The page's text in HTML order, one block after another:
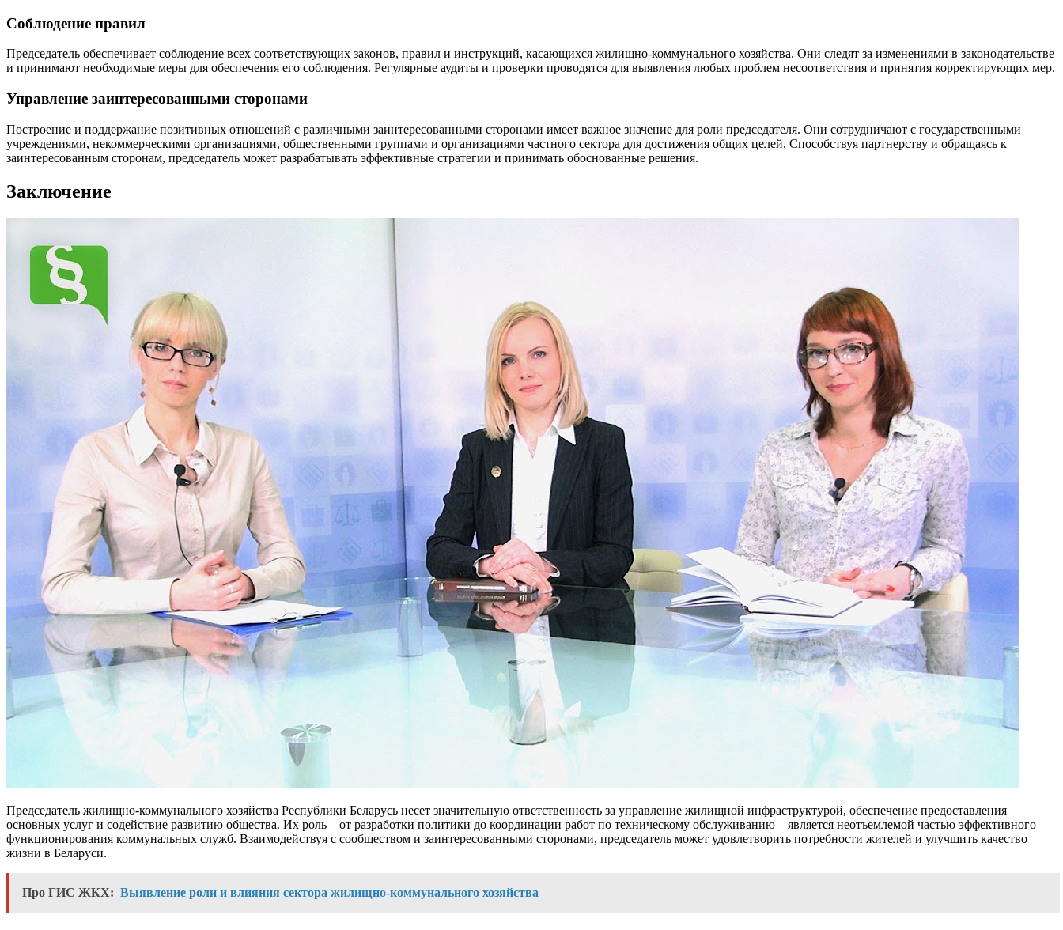
Соблюдение правил
Председатель обеспечивает соблюдение всех соответствующих законов, правил и инструкций, касающихся жилищно-коммунального хозяйства. Они следят за изменениями в законодательстве
и принимают необходимые меры для обеспечения его соблюдения. Регулярные аудиты и проверки проводятся для выявления любых проблем несоответствия и принятия корректирующих мер.
Управление заинтересованными сторонами
Построение и поддержание позитивных отношений с различными заинтересованными сторонами имеет важное значение для роли председателя. Они сотрудничают с государственными
учреждениями, некоммерческими организациями, общественными группами и организациями частного сектора для достижения общих целей. Способствуя партнерству и обращаясь к
заинтересованным сторонам, председатель может разрабатывать эффективные стратегии и принимать обоснованные решения.
Заключение
Председатель жилищно-коммунального хозяйства Республики Беларусь несет значительную ответственность за управление жилищной инфраструктурой, обеспечение предоставления
основных услуг и содействие развитию общества. Их роль – от разработки политики до координации работ по техническому обслуживанию – является неотъемлемой частью эффективного
функционирования коммунальных служб. Взаимодействуя с сообществом и заинтересованными сторонами, председатель может удовлетворить потребности жителей и улучшить качество
жизни в Беларуси.
Про ГИС ЖКХ: Выявление роли и влияния сектора жилищно-коммунального хозяйства